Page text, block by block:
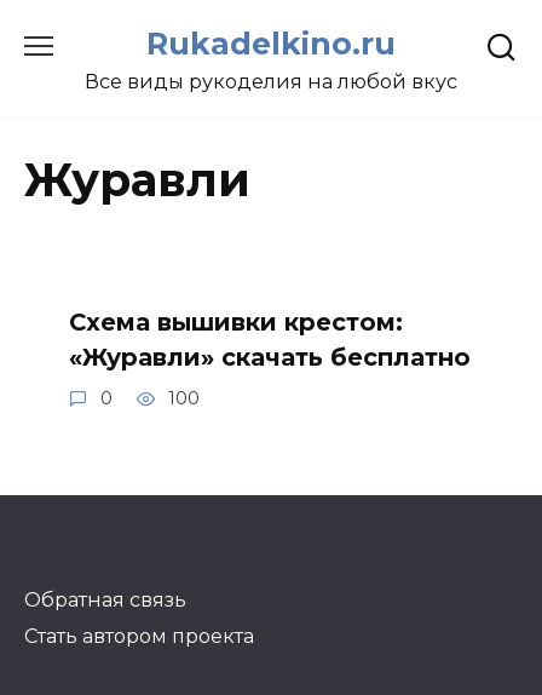
содержанию
Rukadelkino.ru
Все виды рукоделия на любой вкус
Журавли
Схема вышивки крестом:
«Журавли» скачать бесплатно
0 100
Обратная связь
Стать автором проекта